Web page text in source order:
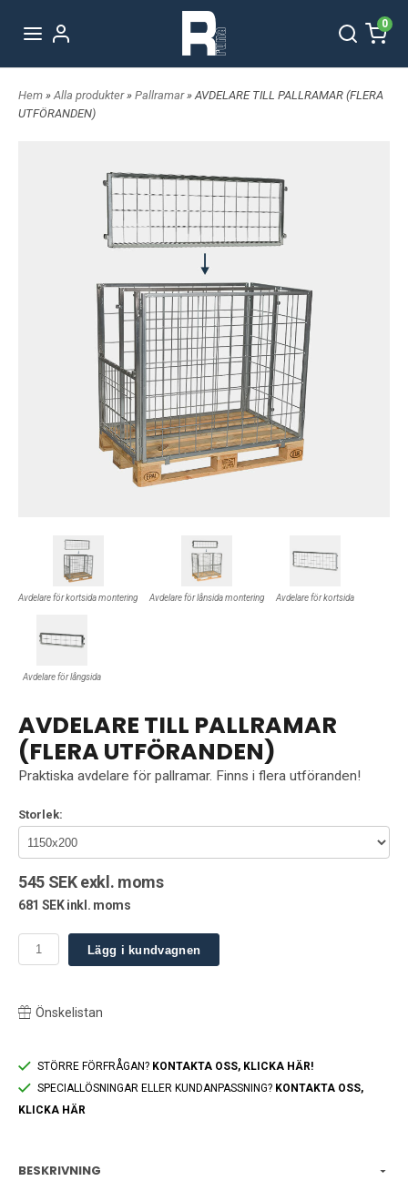
0
Hem » Alla produkter» Pallramar» AVDELARE TILL PALLRAMAR (FLERA
UTFÖRANDEN)
Avdelare för kortsida montering Avdelare för lånsida montering Avdelare för kortsida
Avdelare för långsida
AVDELARE TILL PALLRAMAR
(FLERA UTFÖRANDEN)
Praktiska avdelare för pallramar. Finns i flera utföranden!
Storlek:
545 SEK exkl. moms
681 SEK inkl. moms
Lägg i kundvagnen
Önskelistan
STÖRRE FÖRFRÅGAN? KONTAKTA OSS, KLICKA HÄR!
SPECIALLÖSNINGAR ELLER KUNDANPASSNING? KONTAKTA OSS,
KLICKA HÄR
BESKRIVNING